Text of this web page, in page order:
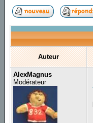
Auteur
AlexMagnus
Modérateur